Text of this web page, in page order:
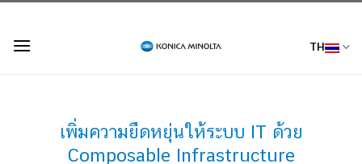
content
TH
เพิ่มความยืดหยุ่นให้ระบบ IT ด้วย
Composable Infrastructure